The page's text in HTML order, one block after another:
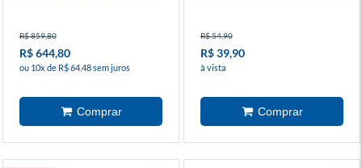
R$ 859,80
R$ 644,80
ou 10x de R$ 64,48 sem juros
R$ 54,90
R$ 39,90
à vista